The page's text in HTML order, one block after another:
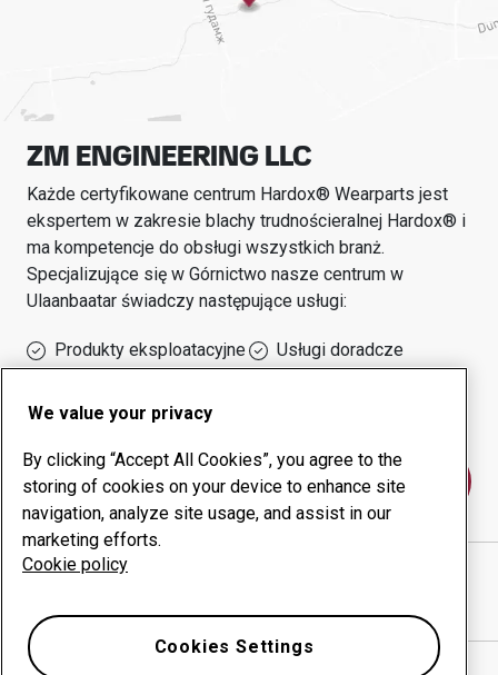
ZM ENGINEERING LLC
Każde certyfikowane centrum Hardox® Wearparts jest
ekspertem w zakresie blachy trudnościeralnej Hardox® i
ma kompetencje do obsługi wszystkich branż.
Specjalizujące się w Górnictwo nasze centrum w
Ulaanbaatar świadczy następujące usługi:
Produkty eksploatacyjne
Usługi doradcze
sprawności urządzeń
Skontaktuj się z nami
ZM ENGINEERING LLC
We value your privacy
By clicking “Accept All Cookies”, you agree to the
storing of cookies on your device to enhance site
navigation, analyze site usage, and assist in our
marketing efforts.
Cookie policy
Cookies Settings